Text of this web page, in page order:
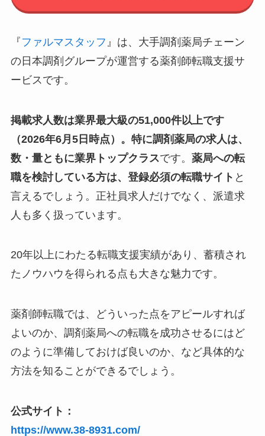
『 ファルマスタッフ 』は、大手調剤薬局チェーン
の日本調剤グループが運営する薬剤師転職支援サ
ービスです。
掲載求人数は業界最大級の51,000件以上です
（2026年6月5日時点）。特に調剤薬局の求人は、
数・量ともに業界トップクラスです。 薬局への転
職を検討している方は、登録必須の転職サイト と
言えるでしょう。正社員求人だけでなく、派遣求
人も多く扱っています。
20年以上にわたる転職支援実績があり、蓄積され
たノウハウを得られる点も大きな魅力です。
薬剤師転職では、どういった点をアピールすれば
よいのか、調剤薬局への転職を成功させるにはど
のように準備しておけば良いのか、など具体的な
方法を知ることができるでしょう。
公式サイト：
https://www.38-8931.com/